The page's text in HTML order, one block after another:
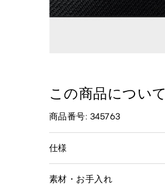
この商品について
商品番号: 345763
仕様
素材・お手入れ